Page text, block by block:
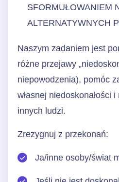
SFORMUŁOWANIEM
ALTERNATYWNYCH
Naszym zadaniem jest
różne przejawy
niepowodzenia), pomóc
własnej niedoskonałości i
innych ludzi.
Zrezygnuj z przekonań:
Ja/inne osoby/świat